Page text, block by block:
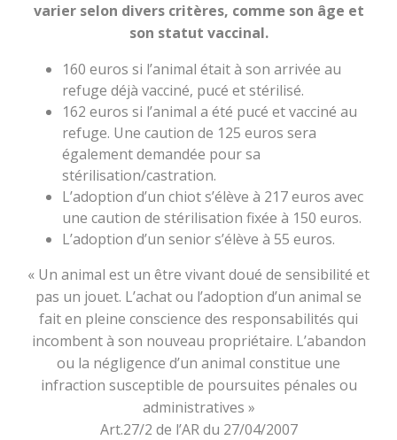
varier selon divers critères, comme son âge et
son statut vaccinal.
160 euros si l’animal était à son arrivée au
refuge déjà vacciné, pucé et stérilisé.
162 euros si l’animal a été pucé et vacciné au
refuge. Une caution de 125 euros sera
également demandée pour sa
stérilisation/castration.
L’adoption d’un chiot s’élève à 217 euros avec
une caution de stérilisation fixée à 150 euros.
L’adoption d’un senior s’élève à 55 euros.
« Un animal est un être vivant doué de sensibilité et
pas un jouet. L’achat ou l’adoption d’un animal se
fait en pleine conscience des responsabilités qui
incombent à son nouveau propriétaire. L’abandon
ou la négligence d’un animal constitue une
infraction susceptible de poursuites pénales ou
administratives »
Art.27/2 de l’AR du 27/04/2007